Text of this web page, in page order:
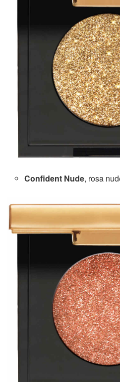
Confident Nude, rosa